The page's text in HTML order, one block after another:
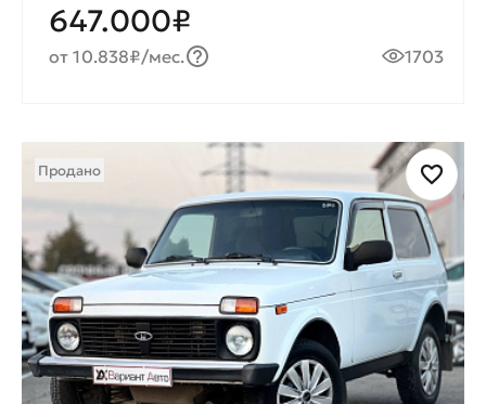
647.000₽
от 10.838₽/мес. 1703
Продано